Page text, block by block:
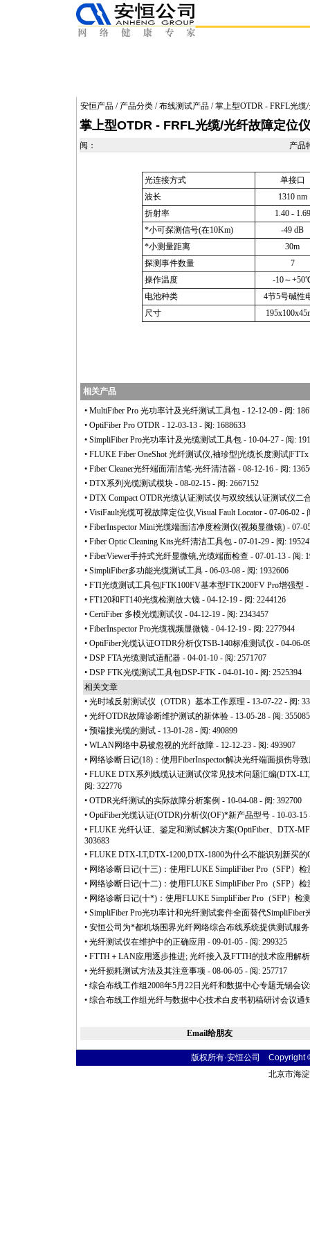
安恒产品 / 产品分类 /布线测试产品 / 掌上型OTDR - FRFL光
掌上型OTDR - FRFL光缆/光纤故障定位仪
阅： 产品
光连接方式
单接口
波长
1310 nm
折射率
1.40 - 1.69
*小可探测信号(在10Km)
-49 dB
*小测量距离
30m
探测事件数量
7
操作温度
-10～
电池种类
4节5号碱性
尺寸
相关产品
• MultiFiber Pro 光功率计及光纤测试工具包 - 12-12-09 - 阅:
• OptiFiber Pro OTDR - 12-03-13 - 阅: 1688633
• SimpliFiber Pro光功率计及光缆测试工具包 - 10-04-27 - 阅:
• FLUKE Fiber OneShot 光纤测试仪,袖珍型|光缆长度测试
• Fiber Cleaner光纤端面清洁笔-光纤清洁器 - 08-12-16 - 阅:
• DTX系列光缆测试模块 - 08-02-15 - 阅: 2667152
• DTX Compact OTDR光缆认证测试仪与双绞线认证测试仪二
• VisiFault光缆可视故障定位仪,Visual Fault Locator - 07-06-02 -
• FiberInspector Mini光缆端面洁净度检测仪(视频显微镜) - 07-
• Fiber Optic Cleaning Kits光纤清洁工具包 - 07-01-29 - 阅:
• FiberViewer手持式光纤显微镜,光缆端面检查 - 07-01-13 - 阅:
• SimpliFiber多功能光缆测试工具 - 06-03-08 - 阅: 1932606
• FTI光缆测试工具包|FTK100FV基本型FTK200FV Pro增强型 -
• FT120和FT140光缆检测放大镜 - 04-12-19 - 阅: 2244126
• CertiFiber 多模光缆测试仪 - 04-12-19 - 阅: 2343457
• FiberInspector Pro光缆视频显微镜 - 04-12-19 - 阅: 2277944
• OptiFiber光缆认证OTDR分析仪TSB-140标准测试仪 - 04-06-
• DSP FTA光缆测试适配器 - 04-01-10 - 阅: 2571707
• DSP FTK光缆测试工具包DSP-FTK - 04-01-10 - 阅: 2525394
相关文章
• 光时域反射测试仪（OTDR）基本工作原理 - 13-07-22 - 阅:
• 光纤OTDR故障诊断维护测试的新体验 - 13-05-28 - 阅: 355085
• 预端接光缆的测试 - 13-01-28 - 阅: 490899
• WLAN网络中易被忽视的光纤故障 - 12-12-23 - 阅: 493907
• 网络诊断日记(18)：使用FiberInspector解决光纤端面损伤导
• FLUKE DTX系列线缆认证测试仪常见技术问题汇编(DTX-
阅: 322776
• OTDR光纤测试的实际故障分析案例 - 10-04-08 - 阅: 392700
• OptiFiber光缆认证(OTDR)分析仪(OF)*新产品型号 - 10-03-15
• FLUKE 光纤认证、鉴定和测试解决方案(OptiFiber、DTX-
303683
• FLUKE DTX-LT,DTX-1200,DTX-1800为什么不能识别新买的
• 网络诊断日记(十三)：使用FLUKE SimpliFiber Pro（SFP）
• 网络诊断日记(十二)：使用FLUKE SimpliFiber Pro（SFP）
• 网络诊断日记(十*)：使用FLUKE SimpliFiber Pro（SFP）检
• SimpliFiber Pro光功率计和光纤测试套件全面替代SimpliFiber
• 安恒公司为*都机场围界光纤网络综合布线系统提供测试服务
• 光纤测试仪在维护中的正确应用 - 09-01-05 - 阅: 299325
• FTTH＋LAN应用逐步推进; 光纤接入及FTTH的技术应用解析
• 光纤损耗测试方法及其注意事项 - 08-06-05 - 阅: 257717
• 综合布线工作组2008年5月22日光纤和数据中心专题无锡会
• 综合布线工作组光纤与数据中心技术白皮书初稿研讨会议通
Email给朋友
版权所有·安恒公司
北京市海